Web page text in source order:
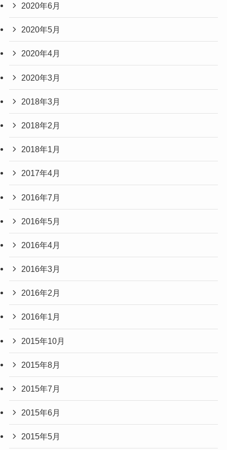
2020年6月
2020年5月
2020年4月
2020年3月
2018年3月
2018年2月
2018年1月
2017年4月
2016年7月
2016年5月
2016年4月
2016年3月
2016年2月
2016年1月
2015年10月
2015年8月
2015年7月
2015年6月
2015年5月